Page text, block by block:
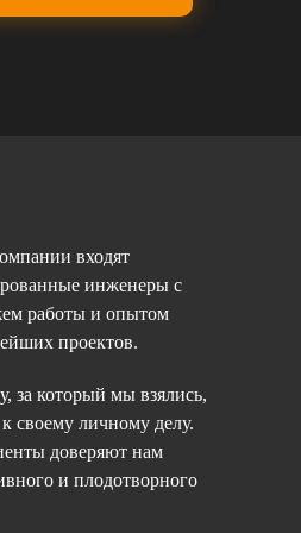
входят
инженеры с
работы и опытом
проектов.
за который мы взялись,
своему личному делу.
доверяют нам
и плодотворного